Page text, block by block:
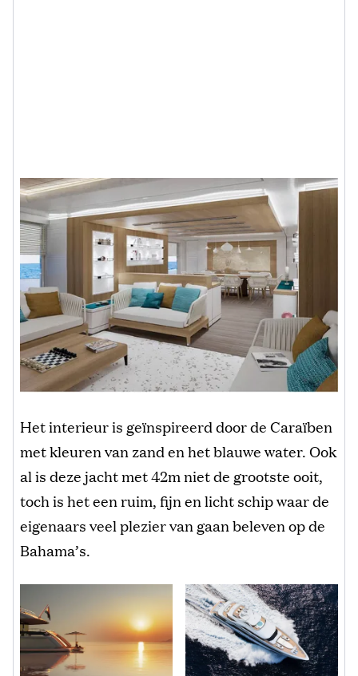
Het interieur is geïnspireerd door de Caraïben
met kleuren van zand en het blauwe water. Ook
al is deze jacht met 42m niet de grootste ooit,
toch is het een ruim, fijn en licht schip waar de
eigenaars veel plezier van gaan beleven op de
Bahama’s.